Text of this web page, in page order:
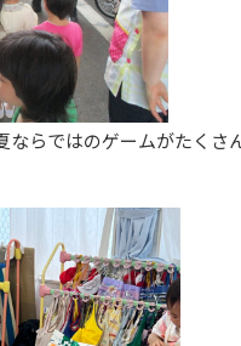
ならではのゲームがたくさ